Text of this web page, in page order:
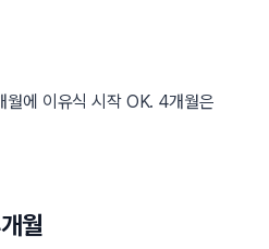
에 이유식 시작 OK. 4개월은
월